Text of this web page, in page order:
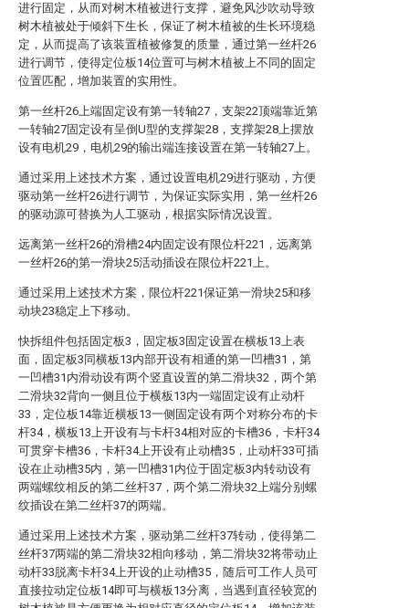
进行固定，从而对树木植被进行支撑，避免风沙吹动导致
树木植被处于倾斜下生长，保证了树木植被的生长环境稳
定，从而提高了该装置植被修复的质量，通过第一丝杆26
进行调节，使得定位板14位置可与树木植被上不同的固定
位置匹配，增加装置的实用性。
第一丝杆26上端固定设有第一转轴27，支架22顶端靠近第
一转轴27固定设有呈倒U型的支撑架28，支撑架28上摆放
设有电机29，电机29的输出端连接设置在第一转轴27上。
通过采用上述技术方案，通过设置电机29进行驱动，方便
驱动第一丝杆26进行调节，为保证实际实用，第一丝杆26
的驱动源可替换为人工驱动，根据实际情况设置。
远离第一丝杆26的滑槽24内固定设有限位杆221，远离第
一丝杆26的第一滑块25活动插设在限位杆221上。
通过采用上述技术方案，限位杆221保证第一滑块25和移
动块23稳定上下移动。
快拆组件包括固定板3，固定板3固定设置在横板13上表
面，固定板3同横板13内部开设有相通的第一凹槽31，第
一凹槽31内滑动设有两个竖直设置的第二滑块32，两个第
二滑块32背向一侧且位于横板13内一端固定设有止动杆
33，定位板14靠近横板13一侧固定设有两个对称分布的卡
杆34，横板13上开设有与卡杆34相对应的卡槽36，卡杆34
可贯穿卡槽36，卡杆34上开设有止动槽35，止动杆33可插
设在止动槽35内，第一凹槽31内位于固定板3内转动设有
两端螺纹相反的第二丝杆37，两个第二滑块32上端分别螺
纹插设在第二丝杆37的两端。
通过采用上述技术方案，驱动第二丝杆37转动，使得第二
丝杆37两端的第二滑块32相向移动，第二滑块32将带动止
动杆33脱离卡杆34上开设的止动槽35，随后可工作人员可
直接拉动定位板14即可与横板13分离，当遇到直径较宽的